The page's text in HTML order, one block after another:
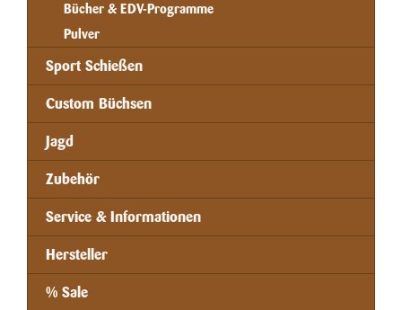
Bücher & EDV-Programme
Pulver
Sport Schießen
Custom Büchsen
Jagd
Zubehör
Service & Informationen
Hersteller
% Sale